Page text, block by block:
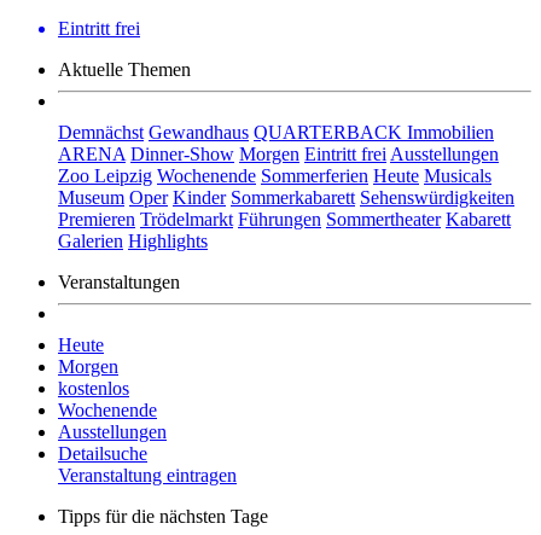
Eintritt frei
Aktuelle Themen
Demnächst Gewandhaus QUARTERBACK Immobilien
ARENA Dinner-Show Morgen Eintritt frei Ausstellungen
Zoo Leipzig Wochenende Sommerferien Heute Musicals
Museum Oper Kinder Sommerkabarett Sehenswürdigkeiten
Premieren Trödelmarkt Führungen Sommertheater Kabarett
Galerien Highlights
Veranstaltungen
Heute
Morgen
kostenlos
Wochenende
Ausstellungen
Detailsuche
Veranstaltung eintragen
Tipps für die nächsten Tage